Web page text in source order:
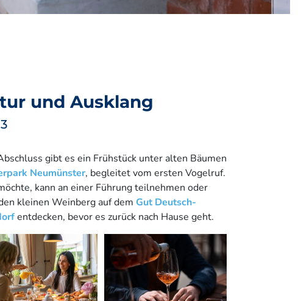
und Ausklang
gibt es ein Frühstück unter alten Bäumen
Neumünster, begleitet vom ersten Vogelruf.
kann an einer Führung teilnehmen oder
kleinen Weinberg auf dem Gut Deutsch-
entdecken, bevor es zurück nach Hause geht.